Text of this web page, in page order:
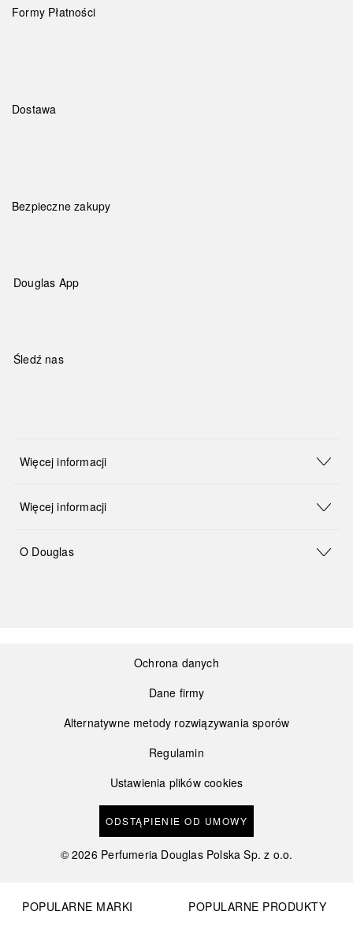
Formy Płatności
Dostawa
Bezpieczne zakupy
Douglas App
Śledź nas
Więcej informacji
Więcej informacji
O Douglas
Ochrona danych
Dane firmy
Alternatywne metody rozwiązywania sporów
Regulamin
Ustawienia plików cookies
ODSTĄPIENIE OD UMOWY
©2026 Perfumeria Douglas Polska Sp. z o.o.
POPULARNE MARKI
POPULARNE PRODUKTY